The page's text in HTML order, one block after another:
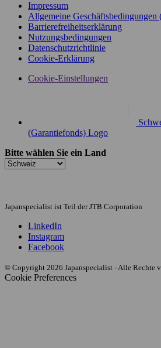
Impressum
Allgemeine
Barrierefreiheitserklärung
Nutzungsbedingungen
Datenschutzrichtlinie
Cookie-Erklärung
Cookie-Einstellungen
(Garantiefonds) Logo
Bitte wählen Sie ein Land
Japanspecialist ist Teil der JTB Corporation
LinkedIn
Instagram
Facebook
© Copyright 2026 Japanspecialist - Alle Rechte
Cookie Preferences